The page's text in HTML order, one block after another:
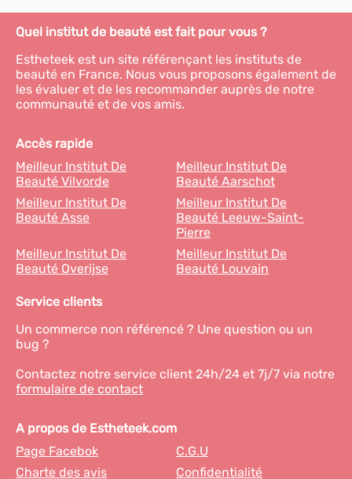
Quel institut de beauté est fait pour vous ?
Estheteek est un site référençant les instituts de
beauté en France. Nous vous proposons également de
les évaluer et de les recommander auprès de notre
communauté et de vos amis.
Accès rapide
Meilleur Institut De
Beauté Vilvorde
Meilleur Institut De
Beauté Aarschot
Meilleur Institut De
Beauté Asse
Meilleur Institut De
Beauté Leeuw-Saint-
Pierre
Meilleur Institut De
Beauté Overijse
Meilleur Institut De
Beauté Louvain
Service clients
Un commerce non référencé ? Une question ou un
bug ?
Contactez notre service client 24h/24 et 7j/7 via notre
formulaire de contact
A propos de Estheteek.com
Page Facebok
C.G.U
Charte des avis
Confidentialité